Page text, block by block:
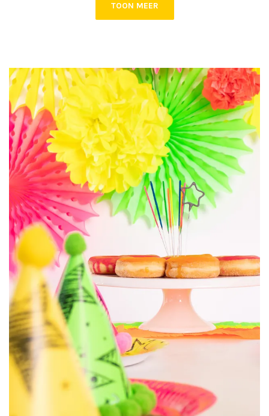
TOON MEER